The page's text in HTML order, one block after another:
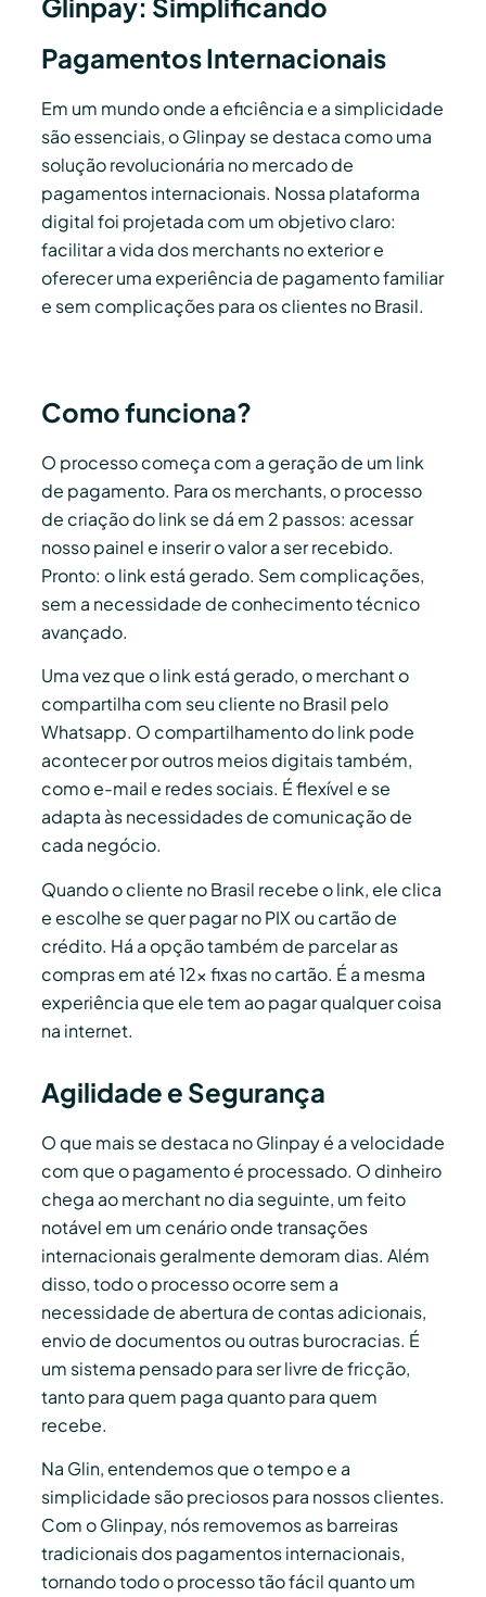
Glinpay: Simplificando
Pagamentos Internacionais
Em um mundo onde a eficiência e a simplicidade
são essenciais, o Glinpay se destaca como uma
solução revolucionária no mercado de
pagamentos internacionais. Nossa plataforma
digital foi projetada com um objetivo claro:
facilitar a vida dos merchants no exterior e
oferecer uma experiência de pagamento familiar
e sem complicações para os clientes no Brasil.
Como funciona?
O processo começa com a geração de um link
de pagamento. Para os merchants, o processo
de criação do link se dá em 2 passos: acessar
nosso painel e inserir o valor a ser recebido.
Pronto: o link está gerado. Sem complicações,
sem a necessidade de conhecimento técnico
avançado.
Uma vez que o link está gerado, o merchant o
compartilha com seu cliente no Brasil pelo
Whatsapp. O compartilhamento do link pode
acontecer por outros meios digitais também,
como e-mail e redes sociais. É flexível e se
adapta às necessidades de comunicação de
cada negócio.
Quando o cliente no Brasil recebe o link, ele clica
e escolhe se quer pagar no PIX ou cartão de
crédito. Há a opção também de parcelar as
compras em até 12x fixas no cartão. É a mesma
experiência que ele tem ao pagar qualquer coisa
na internet.
Agilidade e Segurança
O que mais se destaca no Glinpay é a velocidade
com que o pagamento é processado. O dinheiro
chega ao merchant no dia seguinte, um feito
notável em um cenário onde transações
internacionais geralmente demoram dias. Além
disso, todo o processo ocorre sem a
necessidade de abertura de contas adicionais,
envio de documentos ou outras burocracias. É
um sistema pensado para ser livre de fricção,
tanto para quem paga quanto para quem
recebe.
Na Glin, entendemos que o tempo e a
simplicidade são preciosos para nossos clientes.
Com o Glinpay, nós removemos as barreiras
tradicionais dos pagamentos internacionais,
tornando todo o processo tão fácil quanto um